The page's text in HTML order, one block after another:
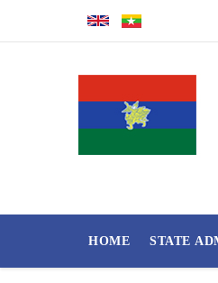
MAIN
HOME STATE